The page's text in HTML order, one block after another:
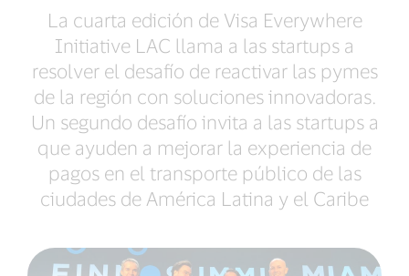
La cuarta edición de Visa Everywhere
Initiative LAC llama a las startups a
resolver el desafío de reactivar las pymes
de la región con soluciones innovadoras.
Un segundo desafío invita a las startups a
que ayuden a mejorar la experiencia de
pagos en el transporte público de las
ciudades de América Latina y el Caribe